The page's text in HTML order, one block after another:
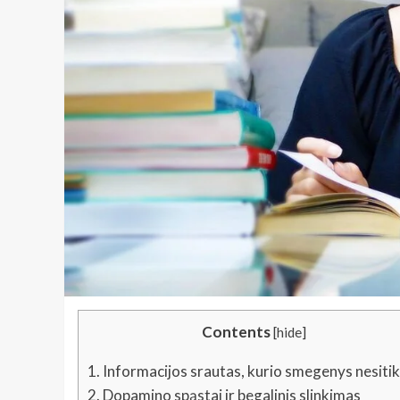
Contents [hide]
1. Informacijos srautas, kurio smegenys
2. Dopamino spąstai ir begalinis slinkimas